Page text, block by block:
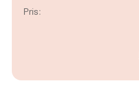
Pris: